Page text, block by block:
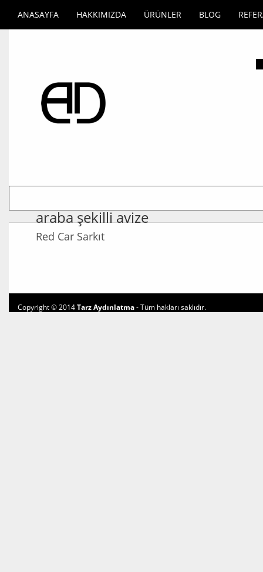
ANASAYFA HAKKIMIZDA ÜRÜNLER BLOG
araba şekilli avize
Red Car Sarkıt
Copyright © 2014Tarz Aydınlatma- Tüm hakları saklıdır.